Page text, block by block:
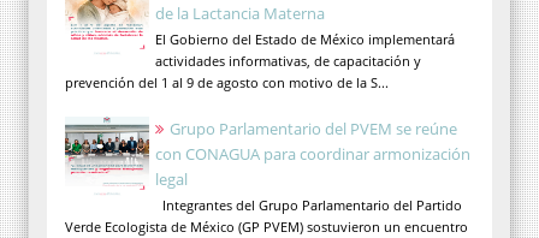
de la Lactancia Materna
El Gobierno del Estado de México implementará
actividades informativas, de capacitación y
prevención del 1 al 9 de agosto con motivo de la S...
Grupo Parlamentario del PVEM se reúne
con CONAGUA para coordinar armonización
legal
Integrantes del Grupo Parlamentario del Partido
Verde Ecologista de México (GP PVEM) sostuvieron un encuentro